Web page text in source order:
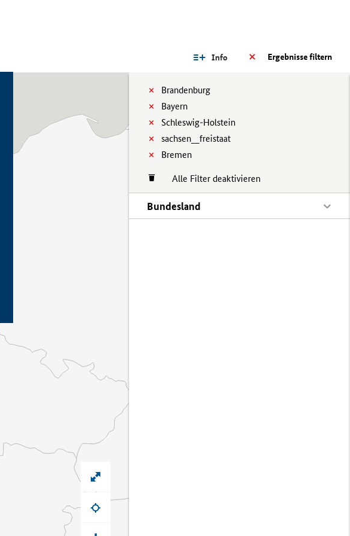
Ergebnisse filtern
Info
Brandenburg
Bayern
Schleswig-Holstein
sachsen__freistaat
Bremen
Alle Filter deaktivieren
Bundesland